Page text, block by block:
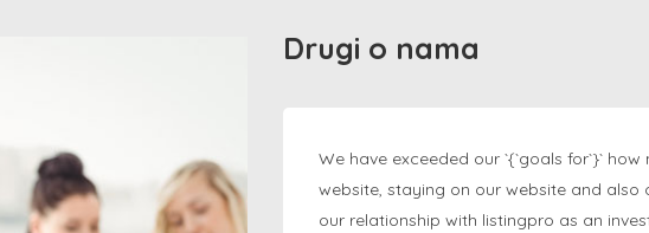
Drugi o nama
We have exceeded our `{`goals for`}`
website, staying on our website and also
our relationship with listingpro as an